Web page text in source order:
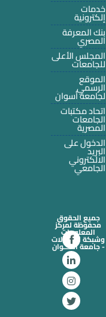
خدمات
إلكترونية
بنك المعرفة
المصري
المجلس الأعلى
للجامعات
الموقع
الرسمي
لجامعة أسوان
اتحاد مكتبات
الجامعات
المصرية
الدخول على
البريد
الالكتروني
الجامعي
جميع الحقوق
محفوظة لمركز
المعلومات
وشبكة الاتصالات
- جامعة أســـوان